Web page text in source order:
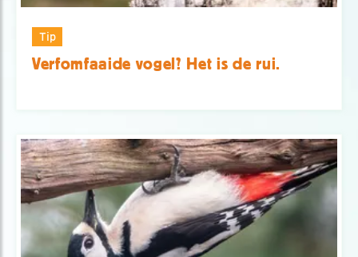
Tip
Verfomfaaide vogel? Het is de rui.